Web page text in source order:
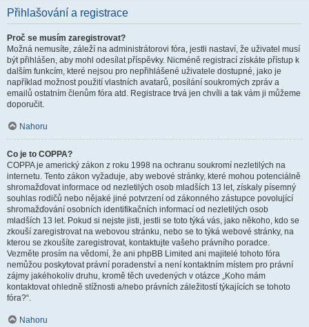
Přihlašování a registrace
Proč se musím zaregistrovat?
Možná nemusíte, záleží na administrátorovi fóra, jestli nastaví, že uživatel musí
být přihlášen, aby mohl odesílat příspěvky. Nicméně registrací získáte přístup k
dalším funkcím, které nejsou pro nepřihlášené uživatele dostupné, jako je
například možnost použití vlastních avatarů, posílání soukromých zpráv a
emailů ostatním členům fóra atd. Registrace trvá jen chvíli a tak vám ji můžeme
doporučit.
Nahoru
Co je to COPPA?
COPPA je americký zákon z roku 1998 na ochranu soukromí nezletilých na
internetu. Tento zákon vyžaduje, aby webové stránky, které mohou potenciálně
shromažďovat informace od nezletilých osob mladších 13 let, získaly písemný
souhlas rodičů nebo nějaké jiné potvrzení od zákonného zástupce povolující
shromažďování osobních identifikačních informací od nezletilých osob
mladších 13 let. Pokud si nejste jisti, jestli se toto týká vás, jako někoho, kdo se
zkouší zaregistrovat na webovou stránku, nebo se to týká webové stránky, na
kterou se zkoušíte zaregistrovat, kontaktujte vašeho právního poradce.
Vezměte prosím na vědomí, že ani phpBB Limited ani majitelé tohoto fóra
nemůžou poskytovat právní poradenství a není kontaktním místem pro právní
zájmy jakéhokoliv druhu, kromě těch uvedených v otázce „Koho mám
kontaktovat ohledně stížnosti a/nebo právních záležitostí týkajících se tohoto
fóra?“.
Nahoru